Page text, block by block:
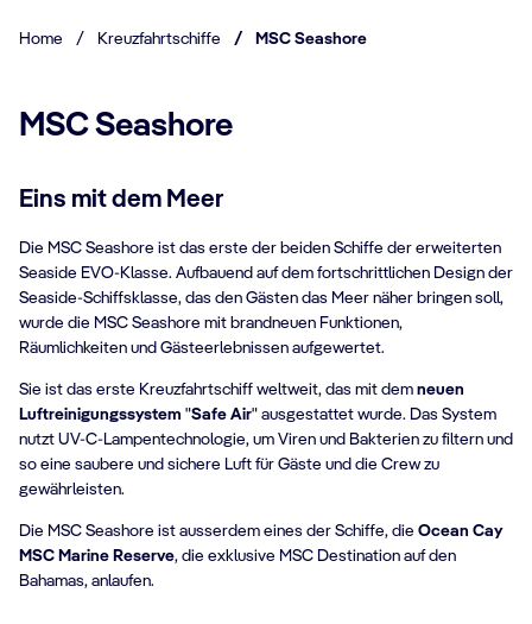
Home / Kreuzfahrtschiffe / MSC Seashore
MSC Seashore
Eins mit dem Meer
Die MSC Seashore ist das erste der beiden Schiffe der erweiterten
Seaside EVO-Klasse. Aufbauend auf dem fortschrittlichen Design der
Seaside-Schiffsklasse, das den Gästen das Meer näher bringen soll,
wurde die MSC Seashore mit brandneuen Funktionen,
Räumlichkeiten und Gästeerlebnissen aufgewertet.
Sie ist das erste Kreuzfahrtschiff weltweit, das mit dem neuen
Luftreinigungssystem "Safe Air" ausgestattet wurde. Das System
nutzt UV-C-Lampentechnologie, um Viren und Bakterien zu filtern und
so eine saubere und sichere Luft für Gäste und die Crew zu
gewährleisten.
Die MSC Seashore ist ausserdem eines der Schiffe, die Ocean Cay
MSC Marine Reserve, die exklusive MSC Destination auf den
Bahamas, anlaufen.